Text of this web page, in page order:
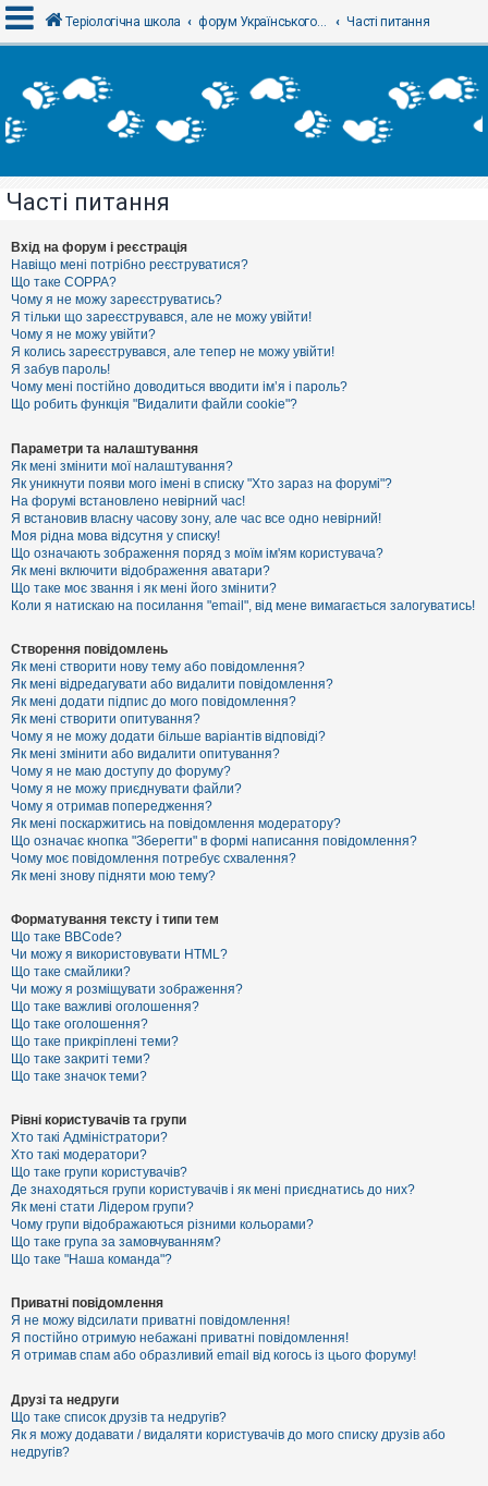
х
і
Р
є
с
т
р
а
ц
і
я
Т
м
и
б
е
з
в
і
д
п
о
в
і
е
й
А
к
т
и
в
н
і
т
е
м
и
П
о
ш
у
к
Д
о
п
о
г
а
Теріологічна школа форум Українського теріологічного товариства Часті питання
Часті питання
Вхід на форум і реєстрація
Навіщо мені потрібно реєструватися?
Що таке COPPA?
Чому я не можу зареєструватись?
Я тільки що зареєструвався, але не можу увійти!
Чому я не можу увійти?
Я колись зареєструвався, але тепер не можу увійти!
Я забув пароль!
Чому мені постійно доводиться вводити ім’я і пароль?
Що робить функція "Видалити файли cookie"?
Параметри та налаштування
Як мені змінити мої налаштування?
Як уникнути появи мого імені в списку "Хто зараз на форумі"?
На форумі встановлено невірний час!
Я встановив власну часову зону, але час все одно невірний!
Моя рідна мова відсутня у списку!
Що означають зображення поряд з моїм ім'ям користувача?
Як мені включити відображення аватари?
Що таке моє звання і як мені його змінити?
Коли я натискаю на посилання "email", від мене вимагається залогуватись!
Створення повідомлень
Як мені створити нову тему або повідомлення?
Як мені відредагувати або видалити повідомлення?
Як мені додати підпис до мого повідомлення?
Як мені створити опитування?
Чому я не можу додати більше варіантів відповіді?
Як мені змінити або видалити опитування?
Чому я не маю доступу до форуму?
Чому я не можу приєднувати файли?
Чому я отримав попередження?
Як мені поскаржитись на повідомлення модератору?
Що означає кнопка "Зберегти" в формі написання повідомлення?
Чому моє повідомлення потребує схвалення?
Як мені знову підняти мою тему?
Форматування тексту і типи тем
Що таке BBCode?
Чи можу я використовувати HTML?
Що таке смайлики?
Чи можу я розміщувати зображення?
Що таке важливі оголошення?
Що таке оголошення?
Що таке прикріплені теми?
Що таке закриті теми?
Що таке значок теми?
Рівні користувачів та групи
Хто такі Адміністратори?
Хто такі модератори?
Що таке групи користувачів?
Де знаходяться групи користувачів і як мені приєднатись до них?
Як мені стати Лідером групи?
Чому групи відображаються різними кольорами?
Що таке група за замовчуванням?
Що таке "Наша команда"?
Приватні повідомлення
Я не можу відсилати приватні повідомлення!
Я постійно отримую небажані приватні повідомлення!
Я отримав спам або образливий email від когось із цього форуму!
Друзі та недруги
Що таке список друзів та недругів?
Як я можу додавати / видаляти користувачів до мого списку друзів або
недругів?